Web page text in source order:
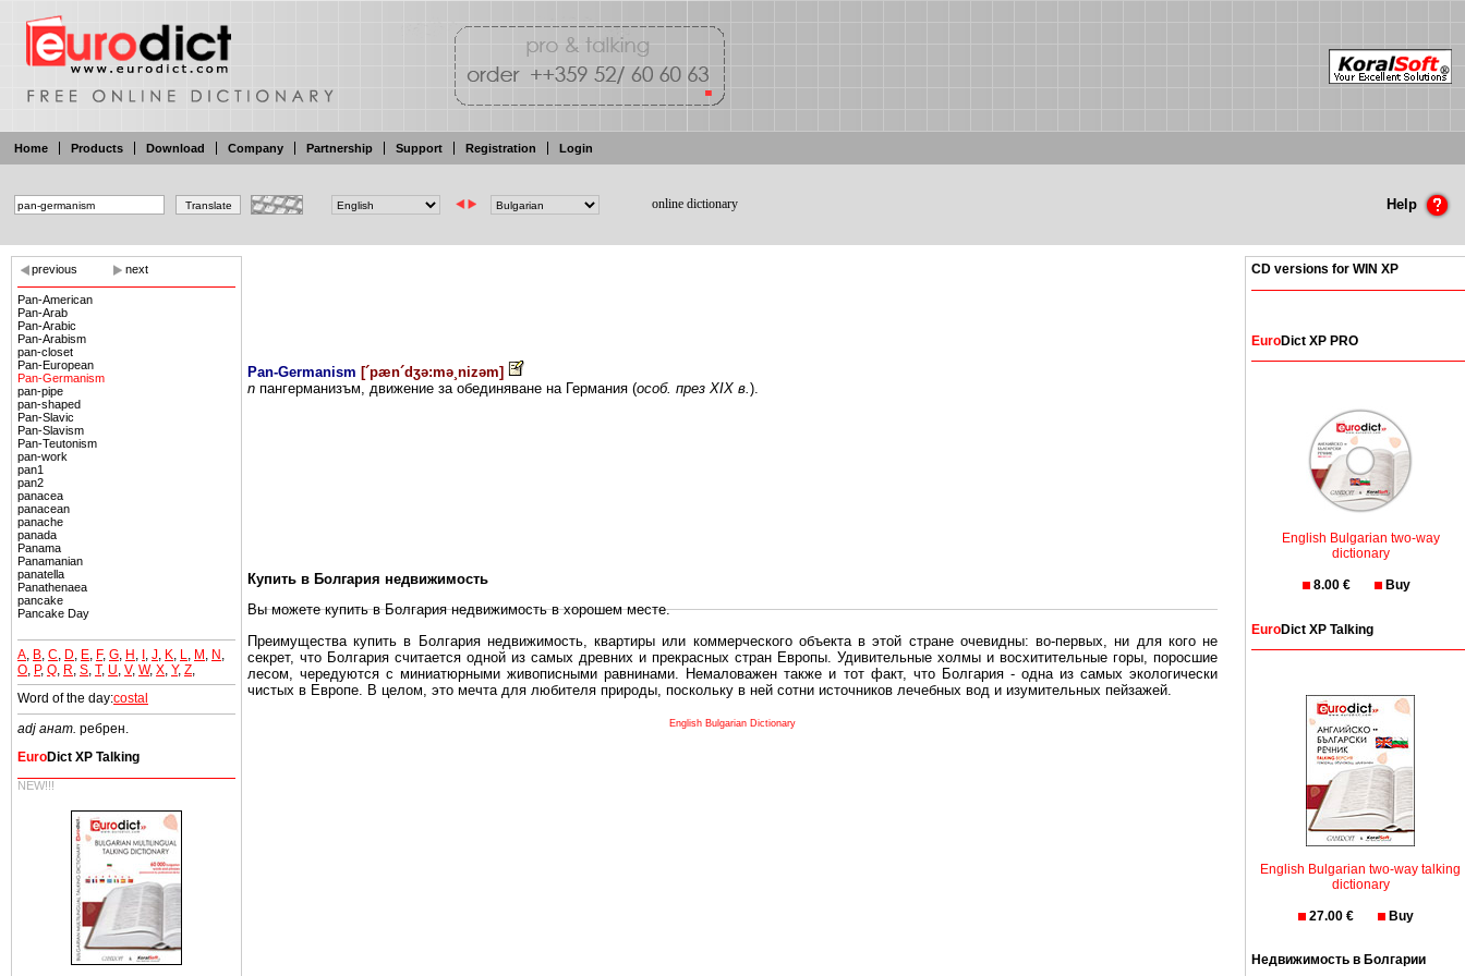
Home Products Download Company Partnership Support Registration Login
online dictionary Help
previous next
Pan-American
Pan-Arab
Pan-Arabic
Pan-Arabism
pan-closet
Pan-European
Pan-Germanism
pan-pipe
pan-shaped
Pan-Slavic
Pan-Slavism
Pan-Teutonism
pan-work
pan1
pan2
panacea
panacean
panache
panada
Panama
Panamanian
panatella
Panathenaea
pancake
Pancake Day
A B C D E F, G H I J K L M N
O P, Q R S T, U V, W, X Y, Z
Word of the day:costal
adj анат. ребрен.
EuroDict XP Talking
NEW!!!
Pan-Germanism [´pæn´dʒə:mə¸nizəm]
n пангерманизъм, движение за обединяване на Германия (особ. през XIX в.).
Купить в Болгария недвижимость
Вы можете купить в Болгария недвижимость в хорошем месте.
Преимущества купить в Болгария недвижимость, квартиры или коммерческого объекта в этой стране очевидны: во-первых, ни для кого не
секрет, что Болгария считается одной из самых древних и прекрасных стран Европы. Удивительные холмы и восхитительные горы, поросшие
лесом, чередуются с миниатюрными живописными равнинами. Немаловажен также и тот факт, что Болгария - одна из самых экологически
чистых в Европе. В целом, это мечта для любителя природы, поскольку в ней сотни источников лечебных вод и изумительных пейзажей.
Еще одно существенное преимущество в плане купить в Болгария недвижимость заключено в том, что Болгария безопасная страна - в ней
English Bulgarian Dictionary
CD versions for WIN XP
EuroDict XP PRO
English Bulgarian two-way
dictionary
8.00 € Buy
EuroDict XP Talking
English Bulgarian two-way talking
dictionary
27.00 € Buy
Недвижимость в Болгарии